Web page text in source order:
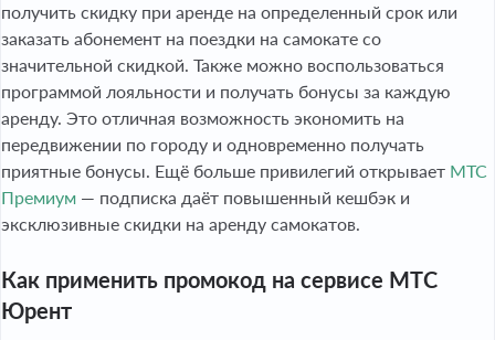
получить скидку при аренде на определенный срок или
заказать абонемент на поездки на самокате со
значительной скидкой. Также можно воспользоваться
программой лояльности и получать бонусы за каждую
аренду. Это отличная возможность экономить на
передвижении по городу и одновременно получать
приятные бонусы. Ещё больше привилегий открывает МТС
Премиум — подписка даёт повышенный кешбэк и
эксклюзивные скидки на аренду самокатов.
Как применить промокод на сервисе МТС
Юрент